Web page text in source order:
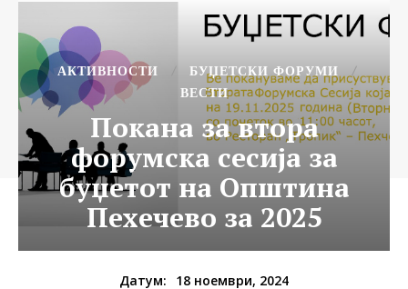
АКТИВНОСТИ
БУЏЕТСКИ ФОРУМИ
ВЕСТИ
Покана за втора
форумска сесија за
буџетот на Општина
Пехечево за 2025
Датум: 18 ноември, 2024